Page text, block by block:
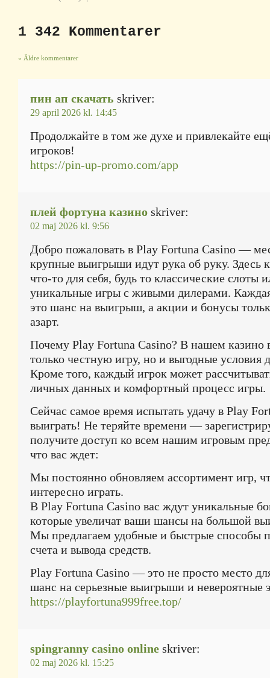
1 342 Kommentarer
« Äldre kommentarer
пин ап скачать skriver:
29 april 2026 kl. 14:45
Продолжайте в том же духе и привлекайте
игроков!
https://pin-up-promo.com/app
плей фортуна казино skriver:
02 maj 2026 kl. 9:56
Добро пожаловать в Play Fortuna Casino —
крупные выигрыши идут рука об руку. Здесь
что-то для себя, будь то классические слоты
уникальные игры с живыми дилерами.
это шанс на выигрыш, а акции и бонусы
азарт.
Почему Play Fortuna Casino? В нашем казино
только честную игру, но и выгодные условия
Кроме того, каждый игрок может
личных данных и комфортный процесс игры.
Сейчас самое время испытать удачу в Play
выиграть! Не теряйте времени —
получите доступ ко всем нашим игровым
что вас ждет:
Мы постоянно обновляем ассортимент игр,
интересно играть.
В Play Fortuna Casino вас ждут уникальные
которые увеличат ваши шансы на большой
Мы предлагаем удобные и быстрые способы
счета и вывода средств.
Play Fortuna Casino — это не просто место
шанс на серьезные выигрыши и невероятные
https://playfortuna999free.top/
spingranny casino online skriver:
02 maj 2026 kl. 15:25